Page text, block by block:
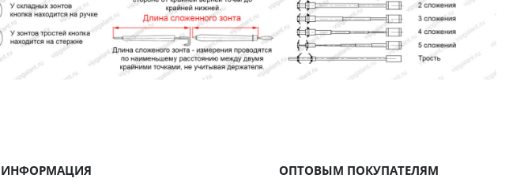
ИНФОРМАЦИЯ ОПТОВЫМ ПОКУПАТЕЛЯМ